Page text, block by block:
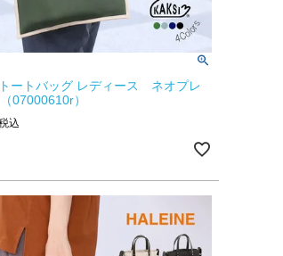
ートバッグ レディース ネオプレ
07000610r）
込